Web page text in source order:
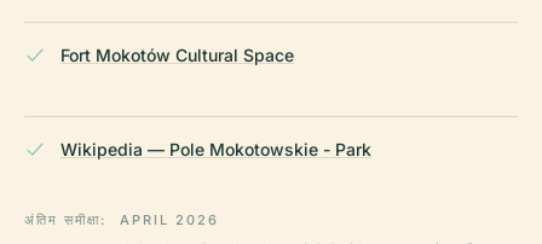
Fort Mokotów Cultural Space
Wikipedia — Pole Mokotowskie - Park
अंतिम समीक्षा: APRIL 2026